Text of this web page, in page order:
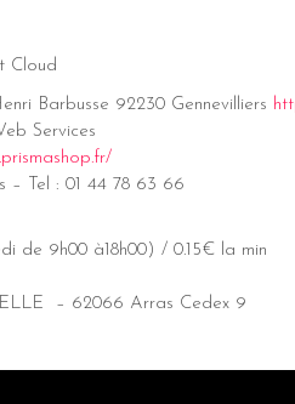
Cloud
Barbusse 92230 Gennevilliers
Services
– Tel : 01 44 78 63 66
de 9h00 à18h00) / 0.15€ la min
– 62066 Arras Cedex 9